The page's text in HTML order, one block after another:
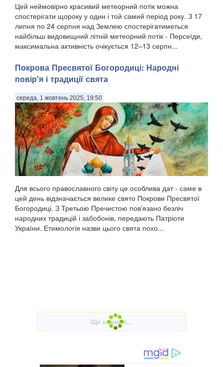
Цей неймовірно красивий метеорний потік можна
спостерігати щороку у один і той самий період року. З 17
липня по 24 серпня над Землею спостерігатиметься
найбільш видовищний літній метеорний потік - Персеїди,
максимальна активність очікується 12–13 серпн...
Покрова Пресвятої Богородиці: Народні
повір'я і традиції свята
середа, 1 жовтень 2025, 19:50
Для всього православного світу це особлива дат - саме в
цей день відзначається велике свято Покрови Пресвятої
Богородиці. З Третьою Пречистою пов'язано безліч
народних традицій і забобонів, передають Патріоти
України. Етимологія назви цього свята похо...